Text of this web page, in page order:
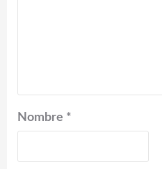
Nombre *